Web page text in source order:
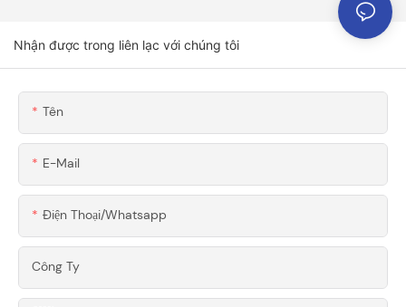
Chế Biến Gỗ Cao Cấp
Nhôm 6061 Gia
Công CNC Chính
Nhận được trong liên lạc với chúng tôi
Tên
E-Mail
Điện Thoại/whatsapp
Công Ty